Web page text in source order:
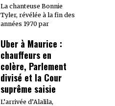
La chanteuse Bonnie
Tyler, révélée à la fin des
années 1970 par
Uber à Maurice :
chauffeurs en
colère, Parlement
divisé et la Cour
suprême saisie
L’arrivée d’Alalila,